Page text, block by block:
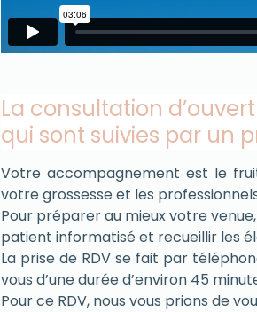
La consultation
qui sont suivies par un
Votre accompagnement est le
votre grossesse et les
Pour préparer au mieux votre
patient informatisé et recueillir les
La prise de RDV se fait par
vous d’une durée d’environ 45
Pour ce RDV, nous vous prions de